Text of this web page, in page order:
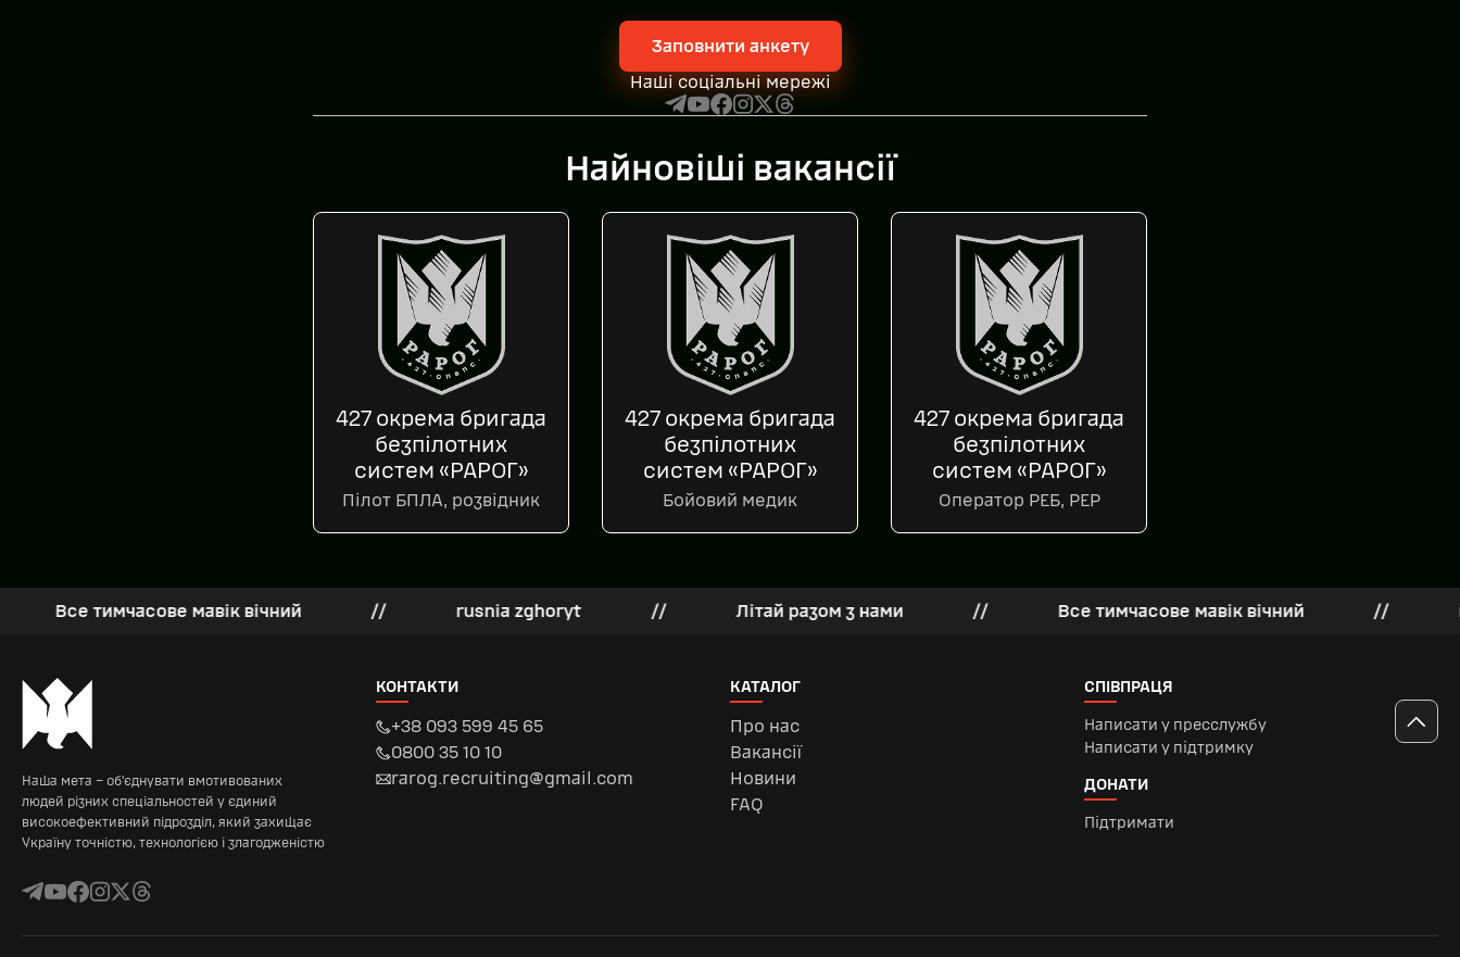
Заповнити анкету
Наші соціальні мережі
Найновіші вакансії
427 окрема бригада
безпілотних
систем «РАРОГ»
Пілот БПЛА, розвідник
427 окрема бригада
безпілотних
систем «РАРОГ»
Бойовий медик
427 окрема бригада
безпілотних
систем «РАРОГ»
Оператор РЕБ, РЕР
тимчасове мавік вічний // rusnia zghoryt // Літай разом з нами // Все тимчасове мавік вічний // rusnia
Наша мета – об’єднувати вмотивованих
людей різних спеціальностей у єдиний
високоефективний підрозділ, який захищає
Україну точністю, технологією і злагодженістю
КОНТАКТИ
+38 093 599 45 65
0800 35 10 10
rarog.recruiting@gmail.com
КАТАЛОГ
Про нас
Вакансії
Новини
FAQ
СПІВПРАЦЯ
Написати у пресслужбу
Написати у підтримку
ДОНАТИ
Підтримати